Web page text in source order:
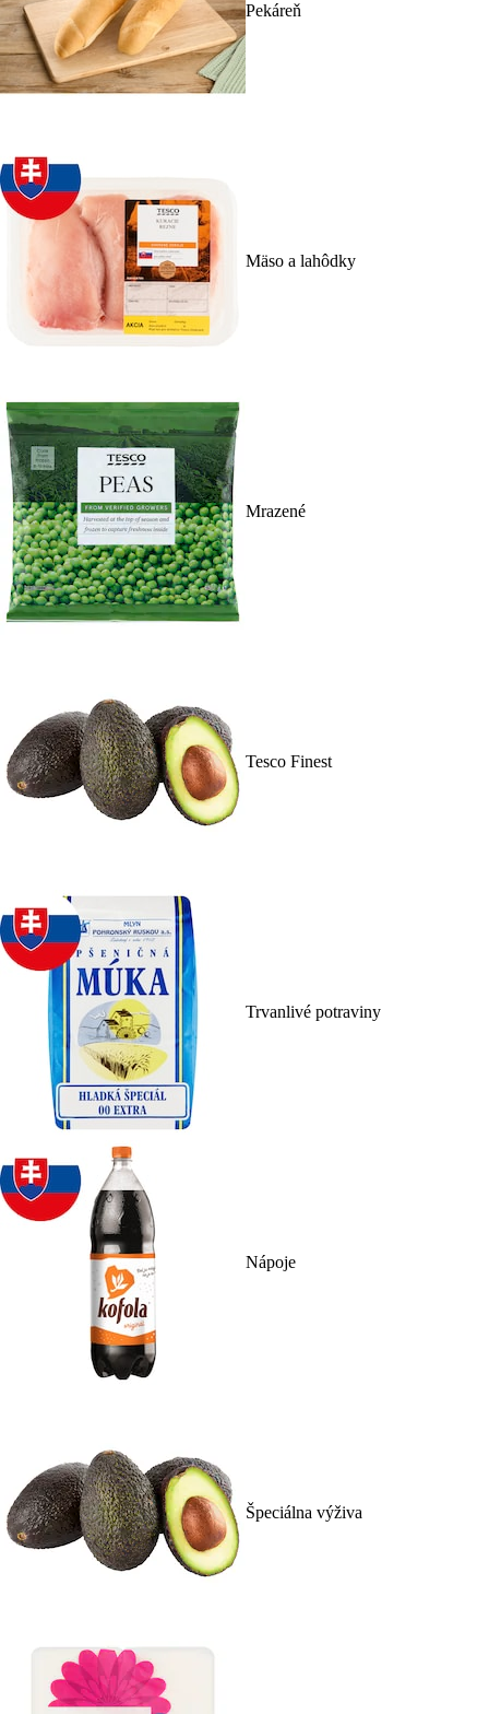
Pekáreň
Mäso a lahôdky
Mrazené
Tesco Finest
Trvanlivé potraviny
Nápoje
Špeciálna výživa